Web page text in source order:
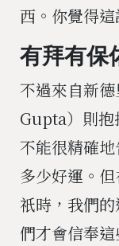
西。你覺得這
有拜有保
不過來自新
Gupta）則抱
不能很精確
多少好運。
祇時，我們
們才會信奉這